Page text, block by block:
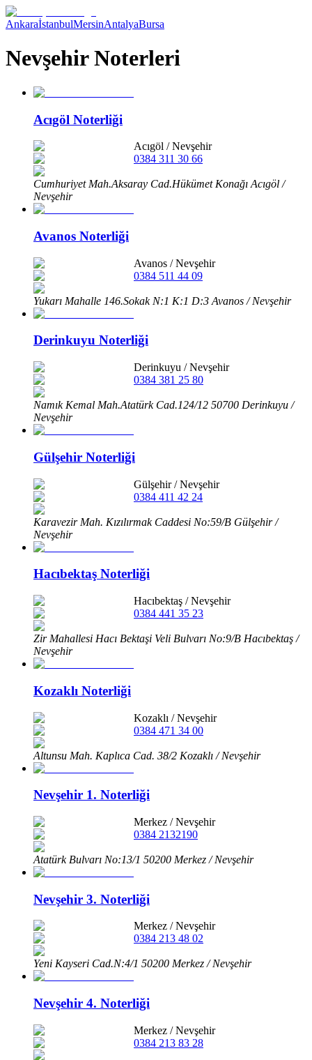
AnkaraİstanbulMersinAntalyaBursa
Nevşehir Noterleri
Acıgöl Noterliği
Acıgöl /Nevşehir
0384 311 30 66
Cumhuriyet Mah.Aksaray Cad.Hükümet Konağı Acıgöl /
Nevşehir
Avanos Noterliği
Avanos /Nevşehir
0384 511 44 09
Yukarı Mahalle 146.Sokak N:1 K:1 D:3 Avanos / Nevşehir
Derinkuyu Noterliği
Derinkuyu /Nevşehir
0384 381 25 80
Namık Kemal Mah.Atatürk Cad.124/12 50700 Derinkuyu /
Nevşehir
Gülşehir Noterliği
Gülşehir/Nevşehir
0384 411 42 24
Karavezir Mah. Kızılırmak Caddesi No:59/B Gülşehir /
Nevşehir
Hacıbektaş Noterliği
Hacıbektaş /Nevşehir
0384 441 35 23
Zir Mahallesi Hacı Bektaşi Veli Bulvarı No:9/B Hacıbektaş /
Nevşehir
Kozaklı Noterliği
Kozaklı /Nevşehir
0384 471 34 00
Altunsu Mah. Kaplıca Cad. 38/2 Kozaklı / Nevşehir
Nevşehir 1. Noterliği
Merkez /Nevşehir
0384 2132190
Atatürk Bulvarı No:13/1 50200 Merkez / Nevşehir
Nevşehir 3. Noterliği
Merkez /Nevşehir
0384 213 48 02
Yeni Kayseri Cad.N:4/1 50200 Merkez / Nevşehir
Nevşehir 4. Noterliği
Merkez /Nevşehir
0384 213 83 28